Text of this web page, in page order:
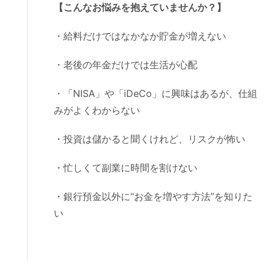
【こんなお悩みを抱えていませんか？】
・給料だけではなかなか貯金が増えない
・老後の年金だけでは生活が心配
・「NISA」や「iDeCo」に興味はあるが、仕組
みがよくわからない
・投資は儲かると聞くけれど、リスクが怖い
・忙しくて副業に時間を割けない
・銀行預金以外に“お金を増やす方法”を知りた
い